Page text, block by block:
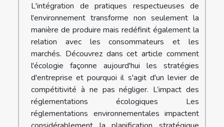
L'intégration de pratiques respectueuses de
l'environnement transforme non seulement la
manière de produire mais redéfinit également la
relation avec les consommateurs et les
marchés. Découvrez dans cet article comment
l'écologie façonne aujourd'hui les stratégies
d'entreprise et pourquoi il s'agit d'un levier de
compétitivité à ne pas négliger. L’impact des
réglementations écologiques Les
réglementations environnementales impactent